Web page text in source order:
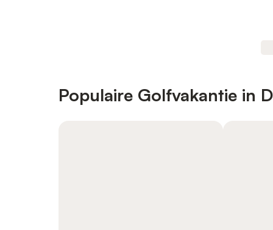
Populaire Golfvakantie in